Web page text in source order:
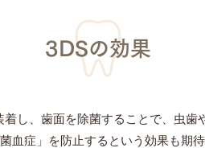
3DSの効果
し、歯面を除菌することで、虫歯
血症」を防止するという効果も期